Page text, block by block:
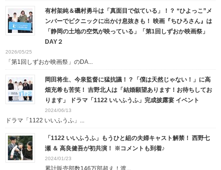
有村架純＆磯村勇斗は「真面目で似ている」！？ “ひよっこ”メ
ンバーでピクニックに出かけ息抜きも！ 映画『ちひろさん』は
「静岡の土地の空気が映っている」「第1回しずおか映画祭」
DAY２
2026/05/25
「第1回しずおか映画祭」のDA...
岡田将生、今泉監督に猛抗議！？「僕は天然じゃない！」に高
畑充希も苦笑！ 吉野北人は「結婚願望あります！お待ちしてお
ります」 ドラマ「1122 いいふうふ」完成披露宴 イベント
2024/06/13
ドラマ「1122 いいふうふ」...
「1122 いいふうふ」もうひと組の夫婦キャスト解禁！ 西野七
瀬 ＆ 高良健吾が初共演！ ※コメントも到着♪
2024/01/23